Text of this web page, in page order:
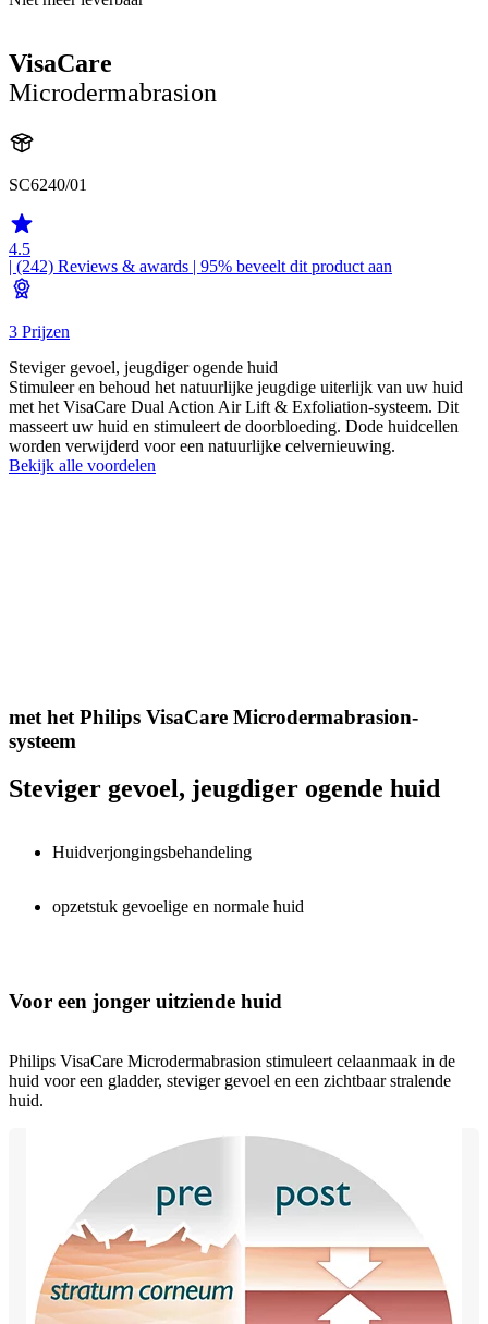
VisaCare
Microdermabrasion
SC6240/01
4.5
| (242) Reviews & awards | 95% beveelt dit product aan
3 Prijzen
Steviger gevoel, jeugdiger ogende huid
Stimuleer en behoud het natuurlijke jeugdige uiterlijk van uw huid
met het VisaCare Dual Action Air Lift & Exfoliation-systeem. Dit
masseert uw huid en stimuleert de doorbloeding. Dode huidcellen
worden verwijderd voor een natuurlijke celvernieuwing.
Bekijk alle voordelen
met het Philips VisaCare Microdermabrasion-
systeem
Steviger gevoel, jeugdiger ogende huid
Huidverjongingsbehandeling
opzetstuk gevoelige en normale huid
Voor een jonger uitziende huid
Philips VisaCare Microdermabrasion stimuleert celaanmaak in de
huid voor een gladder, steviger gevoel en een zichtbaar stralende
huid.